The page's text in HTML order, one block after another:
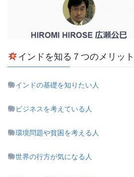
インドを知る７つのメリット
インドの基礎を知りたい人
ビジネスを考えている人
環境問題や貧困を考える人
世界の行方が気になる人